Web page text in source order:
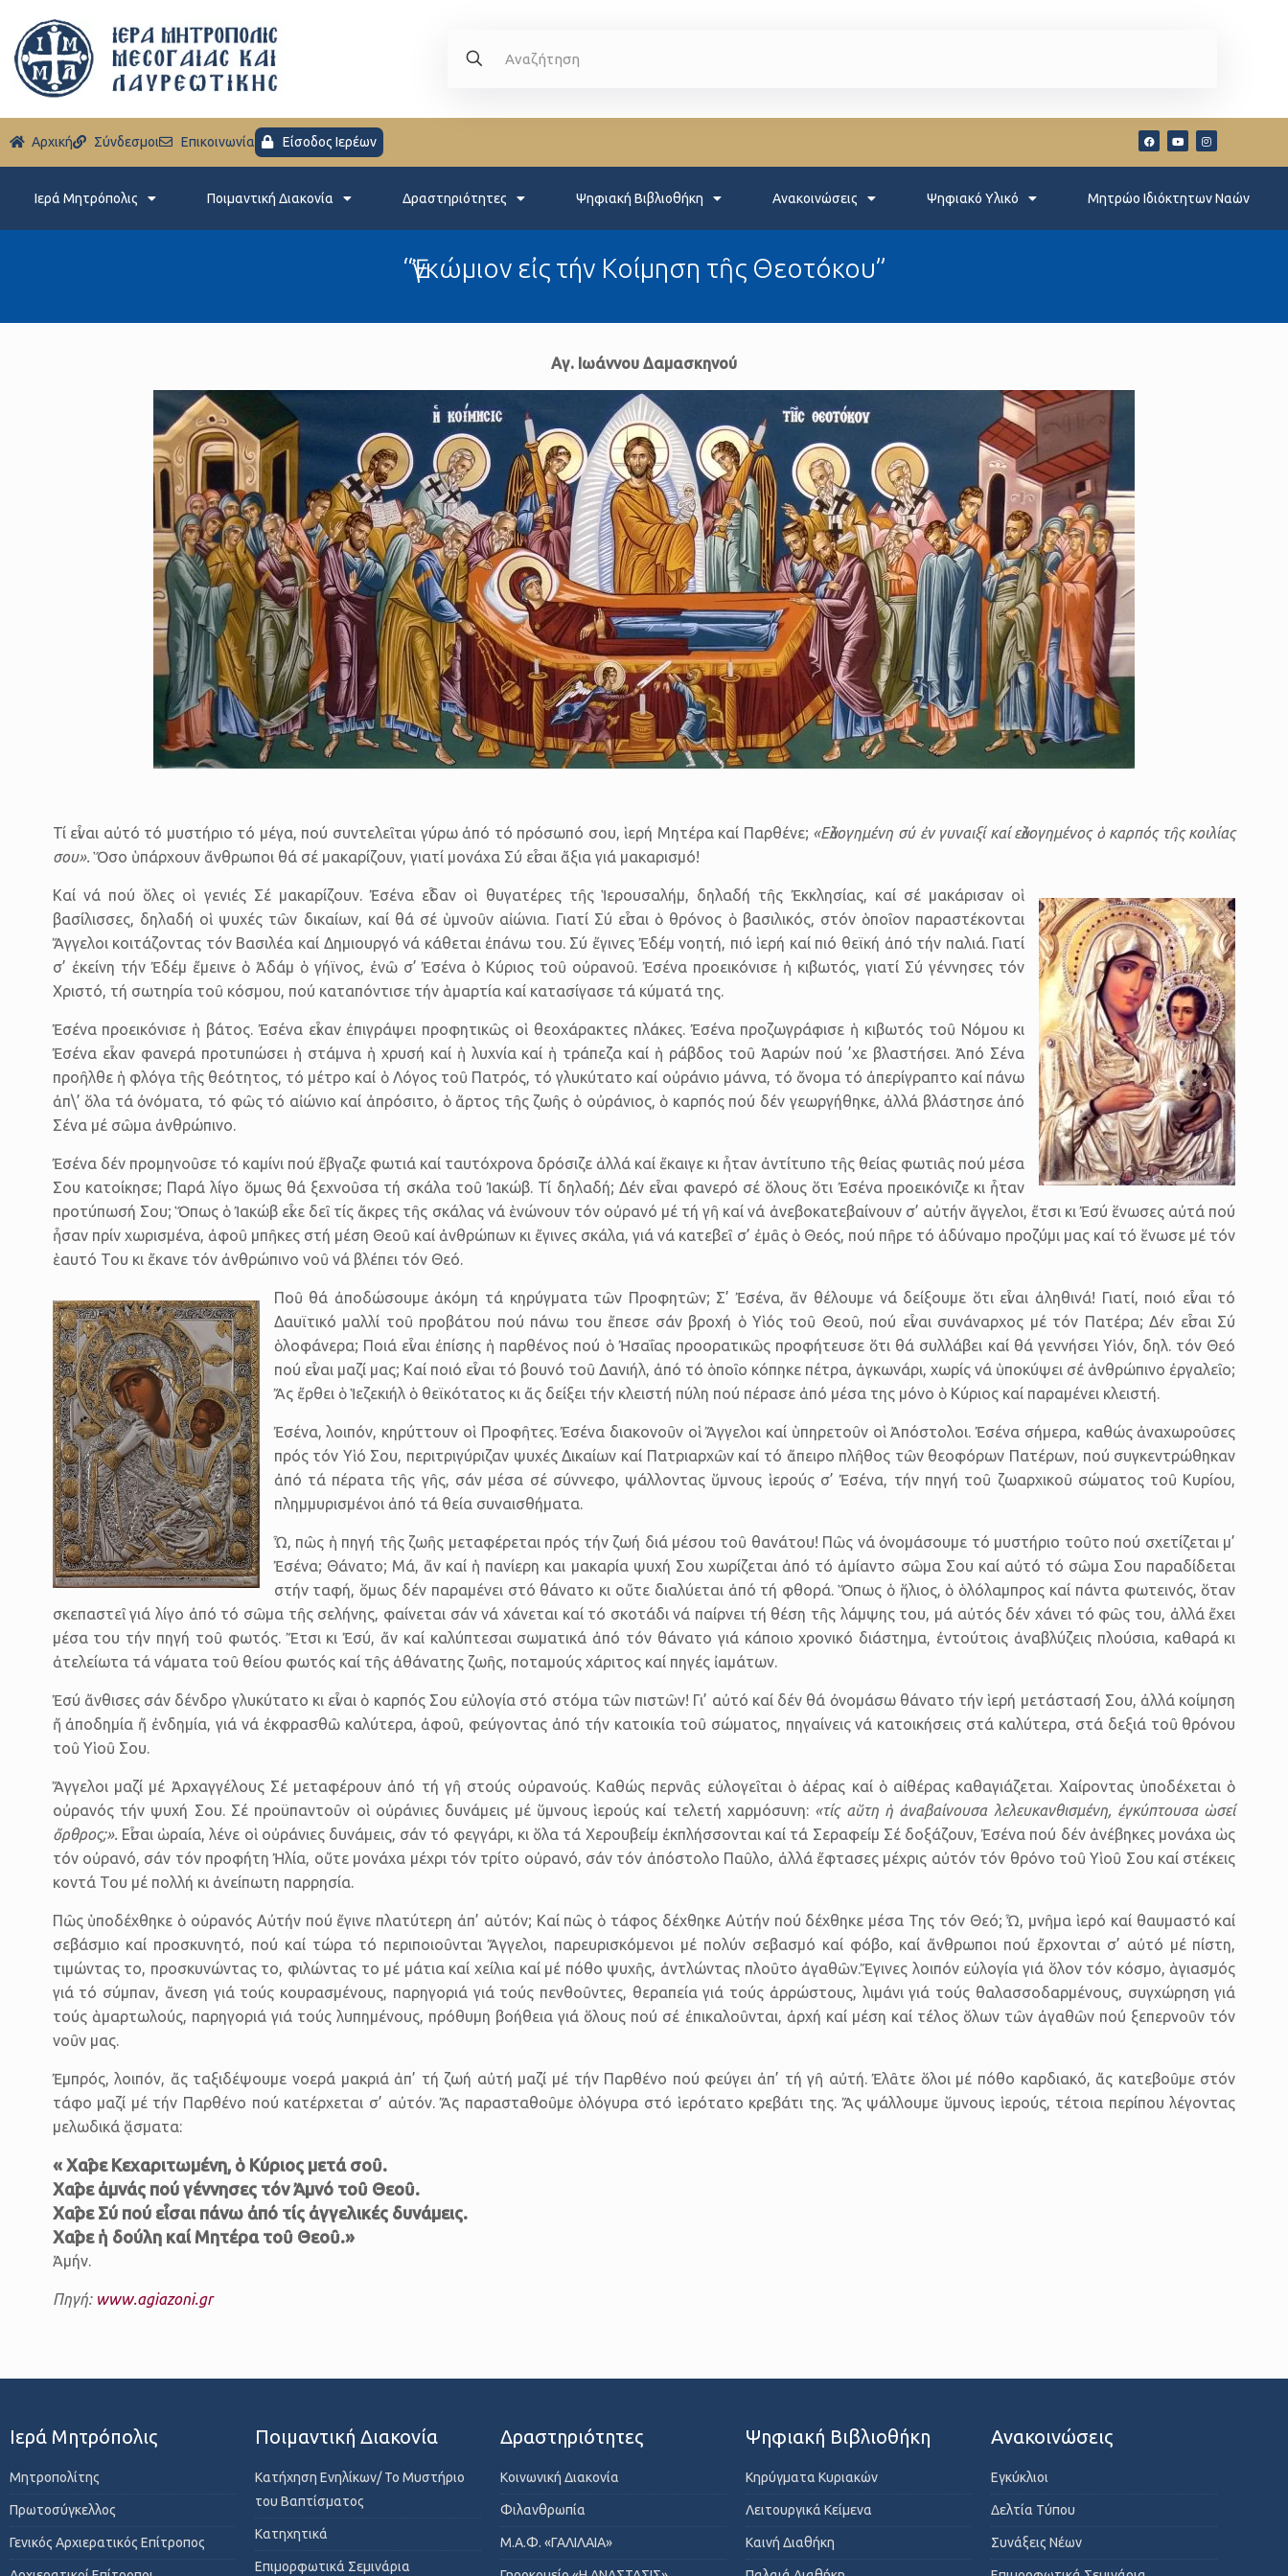
Aρχική Σύνδεσμοι Eπικοινωνία Είσοδος Ιερέων
Ιερά Μητρόπολις Ποιμαντική Διακονία Δραστηριότητες Ψηφιακή Βιβλιοθήκη Ανακοινώσεις Ψηφιακό Υλικό Μητρώο Ιδιόκτητων Ναών
“Ἐγκώμιον εἰς τήν Κοίμηση τῆς Θεοτόκου”
Αγ. Ιωάννου Δαμασκηνού
Τί εἶναι αὐτό τό μυστήριο τό μέγα, πού συντελεῖται γύρω ἀπό τό πρόσωπό σου, ἱερή Μητέρα καί Παρθένε; «Εὐλογημένη σύ ἐν γυναιξί καί εὐλογημένος ὁ καρπός τῆς κοιλίας
σου». Ὅσο ὑπάρχουν ἄνθρωποι θά σέ μακαρίζουν, γιατί μονάχα Σύ εἶσαι ἄξια γιά μακαρισμό!
Καί νά πού ὅλες οἱ γενιές Σέ μακαρίζουν. Ἐσένα εἶδαν οἱ θυγατέρες τῆς Ἱερουσαλήμ, δηλαδή τῆς Ἐκκλησίας, καί σέ μακάρισαν οἱ
βασίλισσες, δηλαδή οἱ ψυχές τῶν δικαίων, καί θά σέ ὑμνοῦν αἰώνια. Γιατί Σύ εἶσαι ὁ θρόνος ὁ βασιλικός, στόν ὁποῖον παραστέκονται
Ἄγγελοι κοιτάζοντας τόν Βασιλέα καί Δημιουργό νά κάθεται ἐπάνω του. Σύ ἔγινες Ἐδέμ νοητή, πιό ἱερή καί πιό θεϊκή ἀπό τήν παλιά. Γιατί
σ’ ἐκείνη τήν Ἐδέμ ἔμεινε ὁ Ἀδάμ ὁ γήϊνος, ἐνῶ σ’ Ἐσένα ὁ Κύριος τοῦ οὐρανοῦ. Ἐσένα προεικόνισε ἡ κιβωτός, γιατί Σύ γέννησες τόν
Χριστό, τή σωτηρία τοῦ κόσμου, πού καταπόντισε τήν ἁμαρτία καί κατασίγασε τά κύματά της.
Ἐσένα προεικόνισε ἡ βάτος. Ἐσένα εἶχαν ἐπιγράψει προφητικῶς οἱ θεοχάρακτες πλάκες. Ἐσένα προζωγράφισε ἡ κιβωτός τοῦ Νόμου κι
Ἐσένα εἶχαν φανερά προτυπώσει ἡ στάμνα ἡ χρυσή καί ἡ λυχνία καί ἡ τράπεζα καί ἡ ράβδος τοῦ Ἀαρών πού ’χε βλαστήσει. Ἀπό Σένα
προῆλθε ἡ φλόγα τῆς θεότητος, τό μέτρο καί ὁ Λόγος τοῦ Πατρός, τό γλυκύτατο καί οὐράνιο μάννα, τό ὄνομα τό ἀπερίγραπτο καί πάνω
ἀπ\’ ὅλα τά ὀνόματα, τό φῶς τό αἰώνιο καί ἀπρόσιτο, ὁ ἄρτος τῆς ζωῆς ὁ οὐράνιος, ὁ καρπός πού δέν γεωργήθηκε, ἀλλά βλάστησε ἀπό
Σένα μέ σῶμα ἀνθρώπινο.
Ἐσένα δέν προμηνοῦσε τό καμίνι πού ἔβγαζε φωτιά καί ταυτόχρονα δρόσιζε ἀλλά καί ἔκαιγε κι ἦταν ἀντίτυπο τῆς θείας φωτιᾶς πού μέσα
Σου κατοίκησε; Παρά λίγο ὅμως θά ξεχνοῦσα τή σκάλα τοῦ Ἰακώβ. Τί δηλαδή; Δέν εἶναι φανερό σέ ὅλους ὅτι Ἐσένα προεικόνιζε κι ἦταν
προτύπωσή Σου; Ὅπως ὁ Ἰακώβ εἶχε δεῖ τίς ἄκρες τῆς σκάλας νά ἑνώνουν τόν οὐρανό μέ τή γῆ καί νά ἀνεβοκατεβαίνουν σ’ αὐτήν ἄγγελοι, ἔτσι κι Ἐσύ ἕνωσες αὐτά πού
ἦσαν πρίν χωρισμένα, ἀφοῦ μπῆκες στή μέση Θεοῦ καί ἀνθρώπων κι ἔγινες σκάλα, γιά νά κατεβεῖ σ’ ἐμᾶς ὁ Θεός, πού πῆρε τό ἀδύναμο προζύμι μας καί τό ἕνωσε μέ τόν
ἑαυτό Του κι ἔκανε τόν ἀνθρώπινο νοῦ νά βλέπει τόν Θεό.
Ποῦ θά ἀποδώσουμε ἀκόμη τά κηρύγματα τῶν Προφητῶν; Σ’ Ἐσένα, ἄν θέλουμε νά δείξουμε ὅτι εἶναι ἀληθινά! Γιατί, ποιό εἶναι τό
Δαυϊτικό μαλλί τοῦ προβάτου πού πάνω του ἔπεσε σάν βροχή ὁ Υἱός τοῦ Θεοῦ, πού εἶναι συνάναρχος μέ τόν Πατέρα; Δέν εἶσαι Σύ
ὁλοφάνερα; Ποιά εἶναι ἐπίσης ἡ παρθένος πού ὁ Ἠσαΐας προορατικῶς προφήτευσε ὅτι θά συλλάβει καί θά γεννήσει Υἱόν, δηλ. τόν Θεό
πού εἶναι μαζί μας; Καί ποιό εἶναι τό βουνό τοῦ Δανιήλ, ἀπό τό ὁποῖο κόπηκε πέτρα, ἀγκωνάρι, χωρίς νά ὑποκύψει σέ ἀνθρώπινο ἐργαλεῖο;
Ἄς ἔρθει ὁ Ἱεζεκιήλ ὁ θεϊκότατος κι ἄς δείξει τήν κλειστή πύλη πού πέρασε ἀπό μέσα της μόνο ὁ Κύριος καί παραμένει κλειστή.
Ἐσένα, λοιπόν, κηρύττουν οἱ Προφῆτες. Ἐσένα διακονοῦν οἱ Ἄγγελοι καί ὑπηρετοῦν οἱ Ἀπόστολοι. Ἐσένα σήμερα, καθώς ἀναχωροῦσες
πρός τόν Υἱό Σου, περιτριγύριζαν ψυχές Δικαίων καί Πατριαρχῶν καί τό ἄπειρο πλῆθος τῶν θεοφόρων Πατέρων, πού συγκεντρώθηκαν
ἀπό τά πέρατα τῆς γῆς, σάν μέσα σέ σύννεφο, ψάλλοντας ὕμνους ἱερούς σ’ Ἐσένα, τήν πηγή τοῦ ζωαρχικοῦ σώματος τοῦ Κυρίου,
πλημμυρισμένοι ἀπό τά θεία συναισθήματα.
Ὦ, πῶς ἡ πηγή τῆς ζωῆς μεταφέρεται πρός τήν ζωή διά μέσου τοῦ θανάτου! Πῶς νά ὀνομάσουμε τό μυστήριο τοῦτο πού σχετίζεται μ’
Ἐσένα; Θάνατο; Μά, ἄν καί ἡ πανίερη και μακαρία ψυχή Σου χωρίζεται ἀπό τό ἀμίαντο σῶμα Σου καί αὐτό τό σῶμα Σου παραδίδεται
στήν ταφή, ὅμως δέν παραμένει στό θάνατο κι οὔτε διαλύεται ἀπό τή φθορά. Ὅπως ὁ ἥλιος, ὁ ὁλόλαμπρος καί πάντα φωτεινός, ὅταν
σκεπαστεῖ γιά λίγο ἀπό τό σῶμα τῆς σελήνης, φαίνεται σάν νά χάνεται καί τό σκοτάδι νά παίρνει τή θέση τῆς λάμψης του, μά αὐτός δέν χάνει τό φῶς του, ἀλλά ἔχει
μέσα του τήν πηγή τοῦ φωτός. Ἔτσι κι Ἐσύ, ἄν καί καλύπτεσαι σωματικά ἀπό τόν θάνατο γιά κάποιο χρονικό διάστημα, ἐντούτοις ἀναβλύζεις πλούσια, καθαρά κι
ἀτελείωτα τά νάματα τοῦ θείου φωτός καί τῆς ἀθάνατης ζωῆς, ποταμούς χάριτος καί πηγές ἰαμάτων.
Ἐσύ ἄνθισες σάν δένδρο γλυκύτατο κι εἶναι ὁ καρπός Σου εὐλογία στό στόμα τῶν πιστῶν! Γι’ αὐτό καί δέν θά ὀνομάσω θάνατο τήν ἱερή μετάστασή Σου, ἀλλά κοίμηση
ἤ ἀποδημία ἤ ἐνδημία, γιά νά ἐκφρασθῶ καλύτερα, ἀφοῦ, φεύγοντας ἀπό τήν κατοικία τοῦ σώματος, πηγαίνεις νά κατοικήσεις στά καλύτερα, στά δεξιά τοῦ θρόνου
τοῦ Υἱοῦ Σου.
Ἄγγελοι μαζί μέ Ἀρχαγγέλους Σέ μεταφέρουν ἀπό τή γῆ στούς οὐρανούς. Καθώς περνᾶς εὐλογεῖται ὁ ἀέρας καί ὁ αἰθέρας καθαγιάζεται. Χαίροντας ὑποδέχεται ὁ
οὐρανός τήν ψυχή Σου. Σέ προϋπαντοῦν οἱ οὐράνιες δυνάμεις μέ ὕμνους ἱερούς καί τελετή χαρμόσυνη: «τίς αὕτη ἡ ἀναβαίνουσα λελευκανθισμένη, ἐγκύπτουσα ὡσεί
ὄρθρος;». Εἶσαι ὡραία, λένε οἱ οὐράνιες δυνάμεις, σάν τό φεγγάρι, κι ὅλα τά Χερουβείμ ἐκπλήσσονται καί τά Σεραφείμ Σέ δοξάζουν, Ἐσένα πού δέν ἀνέβηκες μονάχα ὡς
τόν οὐρανό, σάν τόν προφήτη Ἠλία, οὔτε μονάχα μέχρι τόν τρίτο οὐρανό, σάν τόν ἀπόστολο Παῦλο, ἀλλά ἔφτασες μέχρις αὐτόν τόν θρόνο τοῦ Υἱοῦ Σου καί στέκεις
κοντά Του μέ πολλή κι ἀνείπωτη παρρησία.
Πῶς ὑποδέχθηκε ὁ οὐρανός Αὐτήν πού ἔγινε πλατύτερη ἀπ’ αὐτόν; Καί πῶς ὁ τάφος δέχθηκε Αὐτήν πού δέχθηκε μέσα Της τόν Θεό; Ὦ, μνῆμα ἱερό καί θαυμαστό καί
σεβάσμιο καί προσκυνητό, πού καί τώρα τό περιποιοῦνται Ἄγγελοι, παρευρισκόμενοι μέ πολύν σεβασμό καί φόβο, καί ἄνθρωποι πού ἔρχονται σ’ αὐτό μέ πίστη,
τιμώντας το, προσκυνώντας το, φιλώντας το μέ μάτια καί χείλια καί μέ πόθο ψυχῆς, ἀντλώντας πλοῦτο ἀγαθῶν.Ἔγινες λοιπόν εὐλογία γιά ὅλον τόν κόσμο, ἁγιασμός
γιά τό σύμπαν, ἄνεση γιά τούς κουρασμένους, παρηγοριά γιά τούς πενθοῦντες, θεραπεία γιά τούς ἀρρώστους, λιμάνι γιά τούς θαλασσοδαρμένους, συγχώρηση γιά
τούς ἁμαρτωλούς, παρηγοριά γιά τούς λυπημένους, πρόθυμη βοήθεια γιά ὅλους πού σέ ἐπικαλοῦνται, ἀρχή καί μέση καί τέλος ὅλων τῶν ἀγαθῶν πού ξεπερνοῦν τόν
νοῦν μας.
Ἐμπρός, λοιπόν, ἄς ταξιδέψουμε νοερά μακριά ἀπ’ τή ζωή αὐτή μαζί μέ τήν Παρθένο πού φεύγει ἀπ’ τή γῆ αὐτή. Ἐλᾶτε ὅλοι μέ πόθο καρδιακό, ἄς κατεβοῦμε στόν
τάφο μαζί μέ τήν Παρθένο πού κατέρχεται σ’ αὐτόν. Ἄς παρασταθοῦμε ὁλόγυρα στό ἱερότατο κρεβάτι της. Ἄς ψάλλουμε ὕμνους ἱερούς, τέτοια περίπου λέγοντας
μελωδικά ᾅσματα:
« Χαῖρε Κεχαριτωμένη, ὁ Κύριος μετά σοῦ.
Χαῖρε ἀμνάς πού γέννησες τόν Ἀμνό τοῦ Θεοῦ.
Χαῖρε Σύ πού εἶσαι πάνω ἀπό τίς ἀγγελικές δυνάμεις.
Χαῖρε ἡ δούλη καί Μητέρα τοῦ Θεοῦ.»
Ἀμήν.
Πηγή: www.agiazoni.gr
Ιερά Μητρόπολις
Μητροπολίτης
Πρωτοσύγκελλος
Γενικός Αρχιερατικός Επίτροπος
Ποιμαντική Διακονία
Κατήχηση Ενηλίκων/ Το Μυστήριο
του Βαπτίσματος
Κατηχητικά
Επιμορφωτικά Σεμινάρια
Δραστηριότητες
Κοινωνική Διακονία
Φιλανθρωπία
Μ.Α.Φ. «ΓΑΛΙΛΑΙΑ»
Ψηφιακή Βιβλιοθήκη
Κηρύγματα Κυριακών
Λειτουργικά Κείμενα
Καινή Διαθήκη
Ανακοινώσεις
Εγκύκλιοι
Δελτία Τύπου
Συνάξεις Νέων